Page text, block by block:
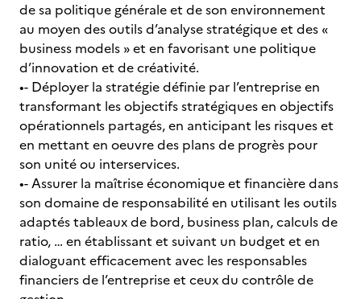
de sa politique générale et de son environnement
au moyen des outils d’analyse stratégique et des «
business models » et en favorisant une politique
d’innovation et de créativité.
•- Déployer la stratégie définie par l’entreprise en
transformant les objectifs stratégiques en objectifs
opérationnels partagés, en anticipant les risques et
en mettant en oeuvre des plans de progrès pour
son unité ou interservices.
•- Assurer la maîtrise économique et financière dans
son domaine de responsabilité en utilisant les outils
adaptés tableaux de bord, business plan, calculs de
ratio, … en établissant et suivant un budget et en
dialoguant efficacement avec les responsables
financiers de l’entreprise et ceux du contrôle de